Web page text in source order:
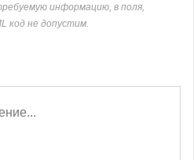
информацию, в поля,
код не допустим.